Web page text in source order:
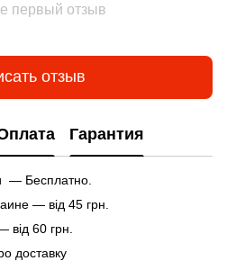
первый отзыв
отзыв
Гарантия
— Бесплатно.
— від 45 грн.
від 60 грн.
доставку